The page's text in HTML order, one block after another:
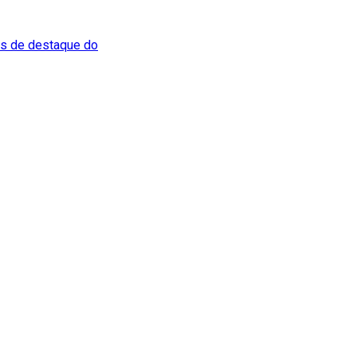
de destaque do